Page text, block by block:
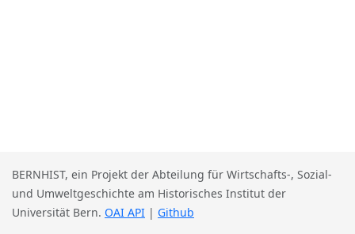
BERNHIST, ein Projekt der Abteilung für Wirtschafts-, Sozial-
und Umweltgeschichte am Historisches Institut der
Universität Bern. OAI API | Github